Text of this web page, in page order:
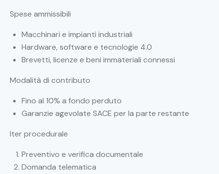
Spese ammissibili
Macchinari e impianti industriali
Hardware, software e tecnologie 4.0
Brevetti, licenze e beni immateriali connessi
Modalità di contributo
Fino al 10% a fondo perduto
Garanzie agevolate SACE per la parte restante
Iter procedurale
Preventivo e verifica documentale
Domanda telematica